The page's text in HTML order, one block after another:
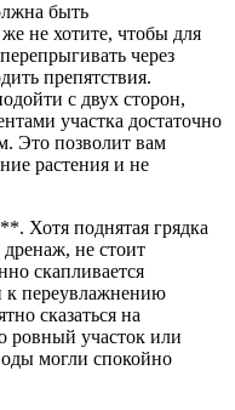
быть
не хотите, чтобы для
через
препятствия.
с двух сторон,
участка достаточно
Это позволит вам
растения и не
Хотя поднятая грядка
не стоит
скапливается
к переувлажнению
сказаться на
ровный участок или
могли спокойно